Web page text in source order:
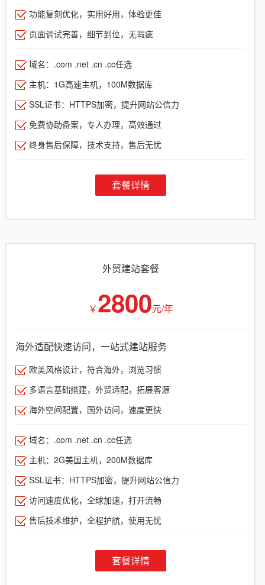
功能复刻优化，实用好用，体验更佳
页面调试完善，细节到位，无瑕疵
域名：.com .net .cn .cc任选
主机：1G高速主机，100M数据库
SSL证书：HTTPS加密，提升网站公信力
免费协助备案，专人办理，高效通过
终身售后保障，技术支持，售后无忧
套餐详情
外贸建站套餐
￥2800元/年
海外适配快速访问，一站式建站服务
欧美风格设计，符合海外，浏览习惯
多语言基础搭建，外贸适配，拓展客源
海外空间配置，国外访问，速度更快
域名：.com .net .cn .cc任选
主机：2G美国主机，200M数据库
SSL证书：HTTPS加密，提升网站公信力
访问速度优化，全球加速，打开流畅
售后技术维护，全程护航，使用无忧
套餐详情